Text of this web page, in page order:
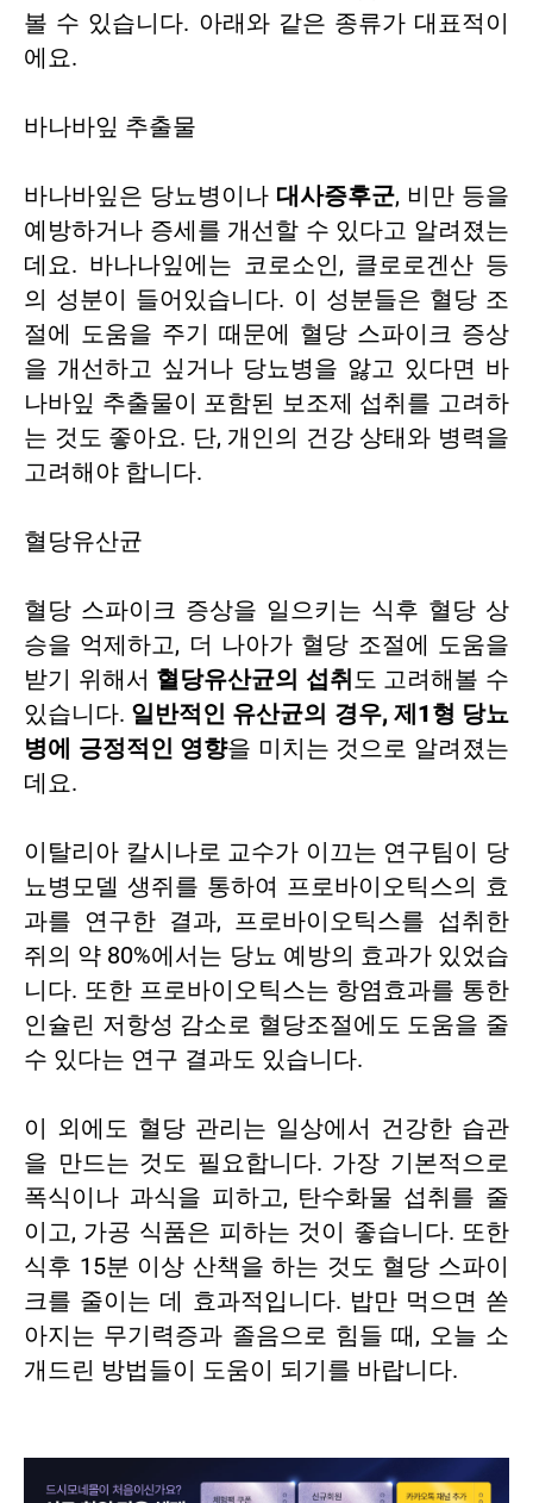
볼 수 있습니다. 아래와 같은 종류가 대표적이
에요.
바나바잎 추출물
바나바잎은 당뇨병이나 대사증후군, 비만 등을
예방하거나 증세를 개선할 수 있다고 알려졌는
데요. 바나나잎에는 코로소인, 클로로겐산 등
의 성분이 들어있습니다. 이 성분들은 혈당 조
절에 도움을 주기 때문에 혈당 스파이크 증상
을 개선하고 싶거나 당뇨병을 앓고 있다면 바
나바잎 추출물이 포함된 보조제 섭취를 고려하
는 것도 좋아요. 단, 개인의 건강 상태와 병력을
고려해야 합니다.
혈당유산균
혈당 스파이크 증상을 일으키는 식후 혈당 상
승을 억제하고, 더 나아가 혈당 조절에 도움을
받기 위해서 혈당유산균의 섭취 도 고려해볼 수
있습니다. 일반적인 유산균의 경우, 제1형 당뇨
병에 긍정적인 영향을 미치는 것으로 알려졌는
데요.
이탈리아 칼시나로 교수가 이끄는 연구팀이 당
뇨병모델 생쥐를 통하여 프로바이오틱스의 효
과를 연구한 결과, 프로바이오틱스를 섭취한
쥐의 약 80%에서는 당뇨 예방의 효과가 있었습
니다. 또한 프로바이오틱스는 항염효과를 통한
인슐린 저항성 감소로 혈당조절에도 도움을 줄
수 있다는 연구 결과도 있습니다.
이 외에도 혈당 관리는 일상에서 건강한 습관
을 만드는 것도 필요합니다. 가장 기본적으로
폭식이나 과식을 피하고, 탄수화물 섭취를 줄
이고, 가공 식품은 피하는 것이 좋습니다. 또한
식후 15분 이상 산책을 하는 것도 혈당 스파이
크를 줄이는 데 효과적입니다. 밥만 먹으면 쏟
아지는 무기력증과 졸음으로 힘들 때, 오늘 소
개드린 방법들이 도움이 되기를 바랍니다.